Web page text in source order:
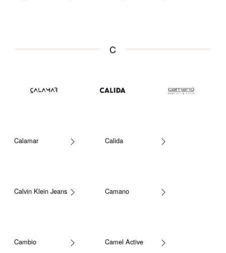
C
Calamar Calida
Calvin Klein Jeans Camano
Cambio Camel Active